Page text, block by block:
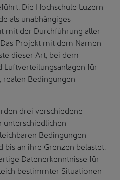
Die Hochschule Luzern
als unabhängiges
mit der Durchführung aller
Projekt mit dem Namen
dieser Art, bei dem
Luftverteilungsanlagen für
Bedingungen
drei verschiedene
unterschiedlichen
Bedingungen
an ihre Grenzen belastet.
Datenerkenntnisse für
bestimmter Situationen